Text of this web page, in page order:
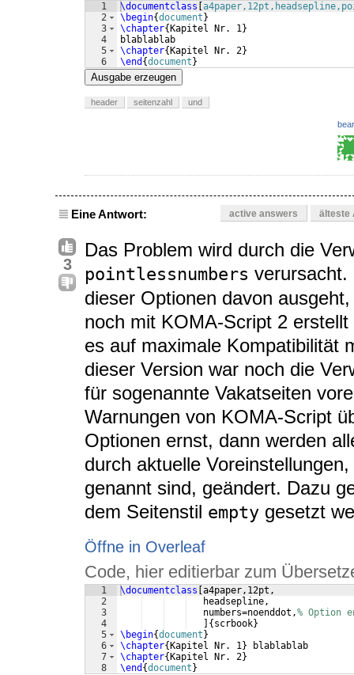
1
2
3
4
5
6
\documentclass
\begin{document }
\chapter{ Kapitel Nr. 1}
blablablab
\chapter{ Kapitel Nr. 2}
\end {document }
Ausgabe erzeugen
header seitenzahl und
Eine Antwort: active answers älteste
3
Das Problem wird durch die
pointlessnumbers verursacht.
dieser Optionen davon
noch mit KOMA-Script 2
es auf maximale Kompatibilität
dieser Version war noch die
für sogenannte Vakatseiten
Warnungen von KOMA-Script
Optionen ernst, dann werden
durch aktuelle
genannt sind, geändert. Dazu
dem Seitenstil empty gesetzt
Öffne in Overleaf
Code, hier editierbar zum
1
2
3
4
5
6
7
8
\documentclass a4paper,12pt,
   headsepline,
   numbers=noenddot,
% Option
{ scrbook}
\begin{document }
\chapter{ Kapitel Nr. 1} blablablab
\chapter{ Kapitel Nr. 2}
\end {document }